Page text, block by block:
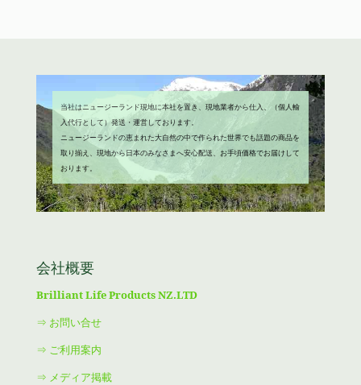
当社はニュージーランド現地に本社を置き、現地業者から仕入、（個人輸
入代行として）発送・運営しております。
ニュージーランドの恵まれた大自然の中で作られた世界でも話題の商品を
取り揃え、現地から日本のみなさまへ安心配送、お手頃価格でお届けして
おります。
会社概要
Brilliant Life Products NZ.LTD
⇒ お問い合せ
⇒ ご利用案内
⇒ メディア掲載